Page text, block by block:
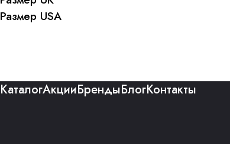
Размер USA
КаталогАкцииБрендыБлогКонтакты